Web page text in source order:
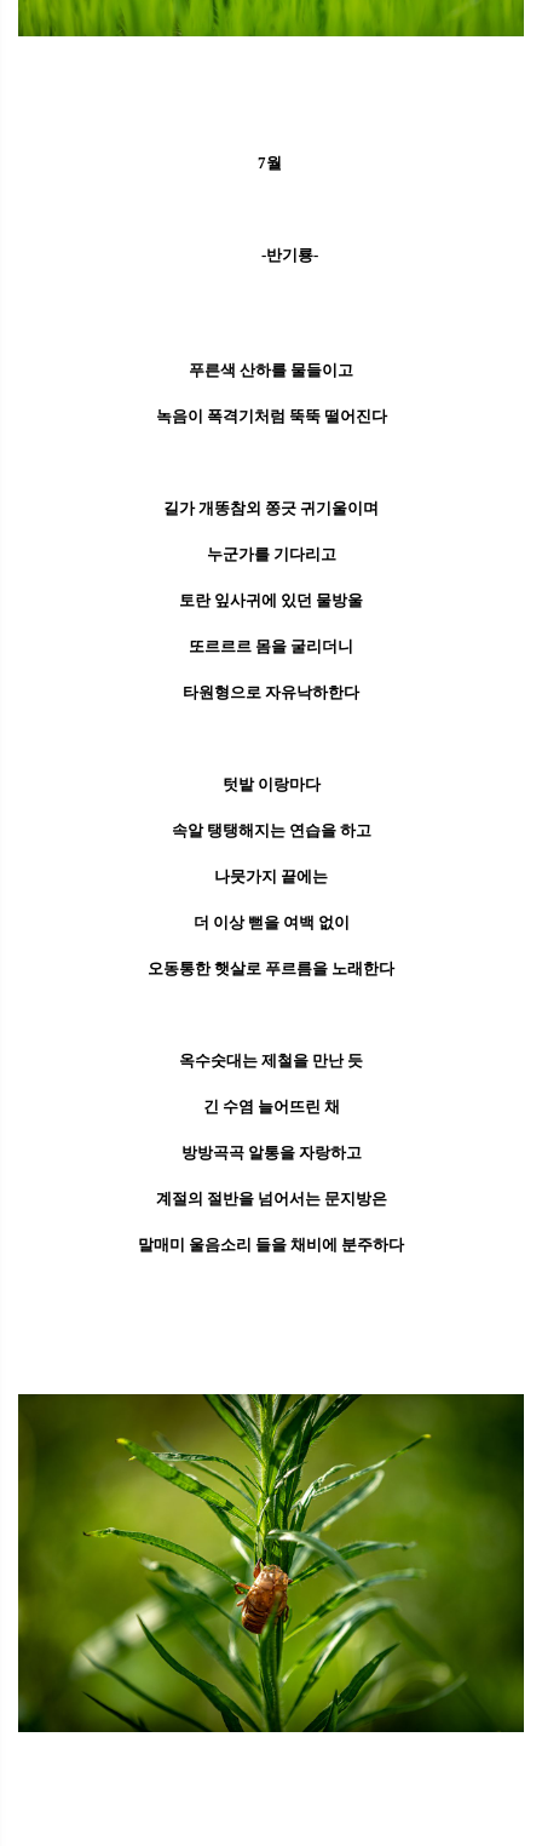
7월
-반기룡-
푸른색 산하를 물들이고
녹음이 폭격기처럼 뚝뚝 떨어진다
길가 개똥참외 쫑긋 귀기울이며
누군가를 기다리고
토란 잎사귀에 있던 물방울
또르르르 몸을 굴리더니
타원형으로 자유낙하한다
텃밭 이랑마다
속알 탱탱해지는 연습을 하고
나뭇가지 끝에는
더 이상 뻗을 여백 없이
오동통한 햇살로 푸르름을 노래한다
옥수숫대는 제철을 만난 듯
긴 수염 늘어뜨린 채
방방곡곡 알통을 자랑하고
계절의 절반을 넘어서는 문지방은
말매미 울음소리 들을 채비에 분주하다